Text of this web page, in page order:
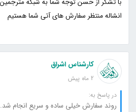
انشاله منتظر سفارش های آتی شما هستیم
کارشناس اشراق
2 ماه پیش
در پاسخ به:
روند سفارش خیلی ساده و سریع انجام شد.